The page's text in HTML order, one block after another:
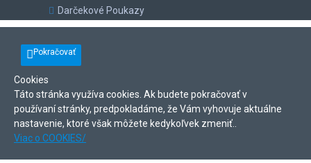
Darčekové Poukazy
Pokračovať
Cookies
Táto stránka využíva cookies. Ak budete pokračovať v
používaní stránky, predpokladáme, že Vám vyhovuje aktuálne
nastavenie, ktoré však môžete kedykoľvek zmeniť..
Viac o COOKIES/